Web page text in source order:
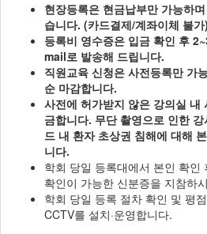
현장등록은 현금납부만 가능하
습니다. (카드결제/계좌이체 불가)
등록비 영수증은 입금 확인 후
mail로 발송해 드립니다.
직원교육 신청은 사전등록만 가
순 마감합니다.
사전에 허가받지 않은 강의실 내
금합니다. 무단 촬영으로 인한
드 내 환자 초상권 침해에 대해
니다.
학회 당일 등록대에서 본인 확인
확인이 가능한 신분증을 지참하
학회 당일 등록 절차 확인 및 평
CCTV를 설치·운영합니다.